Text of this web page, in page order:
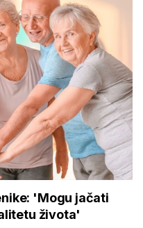
'Mogu jačati
života'